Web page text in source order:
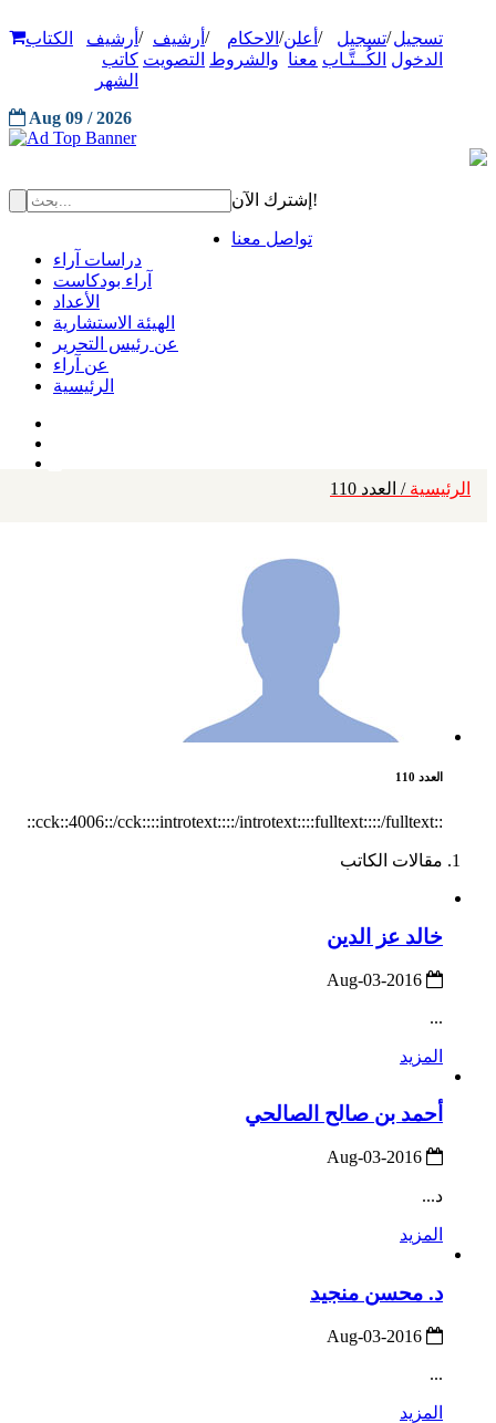
تسجيل
الدخول
/تسجيل
الكُــتَّـاب
/ أعلن
معنا
/ الاحكام
والشروط
/ أرشيف
التصويت
/ أرشيف
كاتب
الشهر
الكتاب
Aug 09 / 2026
إشترك الآن!
تواصل معنا
دراسات آراء
آراء بودكاست
الأعداد
الهيئة الاستشارية
عن رئيس التحرير
عن آراء
الرئيسية
الرئيسية / العدد 110
العدد 110
::cck::4006::/cck::::introtext::::/introtext::::fulltext::::/fulltext::
مقالات الكاتب
خالد عز الدين
...
المزيد
أحمد بن صالح الصالحي
د...
المزيد
د. محسن منجيد
...
المزيد